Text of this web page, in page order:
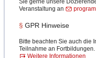
Sie gerne unsere
Veranstaltung an
§ GPR Hinweise
Bitte beachten Sie auch die
Teilnahme an Fortbildungen.
Weitere Informationen